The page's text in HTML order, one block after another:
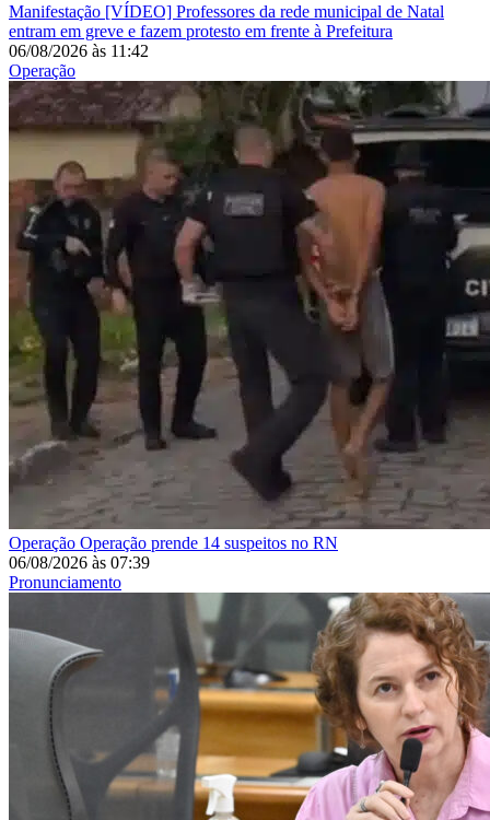
Manifestação [VÍDEO] Professores da rede municipal de Natal
entram em greve e fazem protesto em frente à Prefeitura
06/08/2026 às 11:42
Operação
Operação Operação prende 14 suspeitos no RN
06/08/2026 às 07:39
Pronunciamento